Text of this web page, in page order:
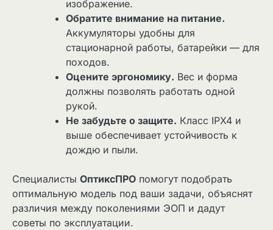
изображение.
Обратите внимание на питание.
Аккумуляторы удобны для
стационарной работы, батарейки — для
походов.
Оцените эргономику. Вес и форма
должны позволять работать одной
рукой.
Не забудьте о защите. Класс IPX4 и
выше обеспечивает устойчивость к
дождю и пыли.
Специалисты ОптиксПРО помогут подобрать
оптимальную модель под ваши задачи, объяснят
различия между поколениями ЭОП и дадут
советы по эксплуатации.